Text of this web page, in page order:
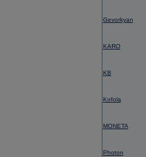
Gevorkyan
KARO
KB
Kofola
MONETA
Photon